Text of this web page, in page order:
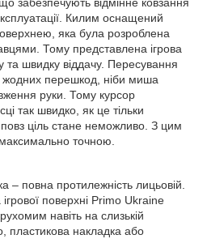
забезпечують відмінне ковзання
Килим оснащений
яка була розроблена
Тому представлена ігрова
та швидку віддачу. Пересування
жодних перешкод, ніби миша
руки. Тому курсор
так швидко, як це тільки
ціль стане неможливо. З цим
точною.
– повна протилежність лицьовій.
поверхні Primo Ukraine
навіть на слизькій
пластикова накладка або